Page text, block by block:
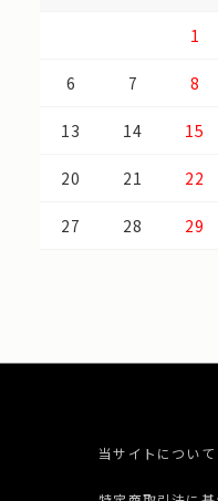
1
6 7 8
13 14 15
20 21 22
27 28 29
当サイトについて